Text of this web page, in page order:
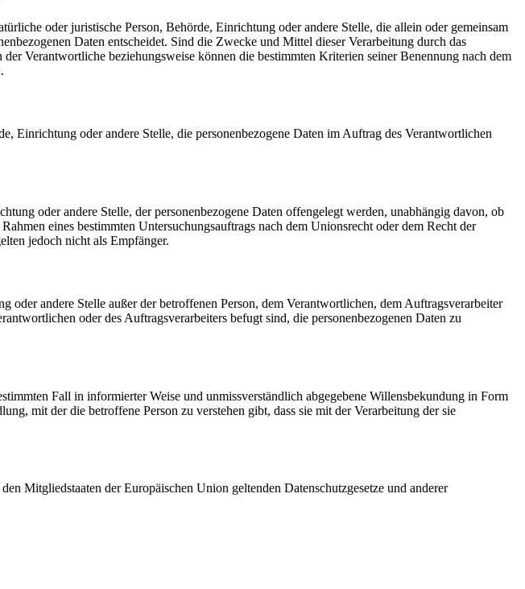
oder juristische Person, Behörde, Einrichtung oder andere Stelle, die allein oder gemeinsam
Daten entscheidet. Sind die Zwecke und Mittel dieser Verarbeitung durch das
Verantwortliche beziehungsweise können die bestimmten Kriterien seiner Benennung nach dem
Einrichtung oder andere Stelle, die personenbezogene Daten im Auftrag des Verantwortlichen
oder andere Stelle, der personenbezogene Daten offengelegt werden, unabhängig davon, ob
eines bestimmten Untersuchungsauftrags nach dem Unionsrecht oder dem Recht der
jedoch nicht als Empfänger.
oder andere Stelle außer der betroffenen Person, dem Verantwortlichen, dem Auftragsverarbeiter
oder des Auftragsverarbeiters befugt sind, die personenbezogenen Daten zu
Fall in informierter Weise und unmissverständlich abgegebene Willensbekundung in Form
mit der die betroffene Person zu verstehen gibt, dass sie mit der Verarbeitung der sie
Mitgliedstaaten der Europäischen Union geltenden Datenschutzgesetze und anderer